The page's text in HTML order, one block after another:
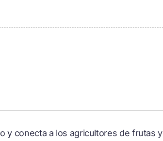
y conecta a los agricultores de frutas y